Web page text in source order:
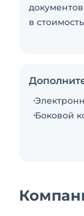
в
Боковой